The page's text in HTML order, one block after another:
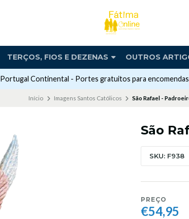
TERÇOS, FIOS E DEZENAS OUTROS
Portugal Continental - Portes gratuitos para
Início Imagens Santos Católicos São Rafael -
São
SKU: F938
PREÇO
€54,95